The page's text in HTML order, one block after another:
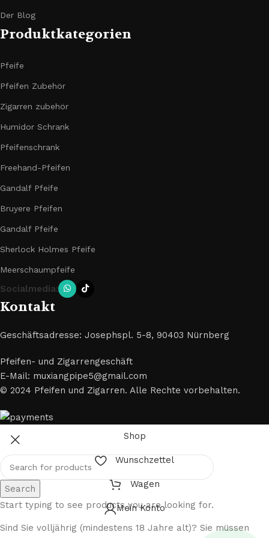
Der Blog
Produktkategorien
Pfeife
Pfeifen Zubehör
Zigarren zubehör
Humidor Schrank
Pfeifenschrank
Freehand-Pfeifen
Gandalf Pfeife
Bruyere Pfeifen
Gandalf Pfeife
Sherlock Holmes Pfeife
Meerschaumpfeife
Socialmedia:
Kontakt
Geschäftsadresse: Josephspl. 5-8, 90403 Nürnberg
Pfeifen- und Zigarrengeschäft
E-Mail: muxiangpipe5@gmail.com
© 2024 Pfeifen und Zigarren. Alle Rechte vorbehalten.
Search
Start typing to see products you are looking for.
Shop
Wunschzettel
Wagen
Mein Konto
Sind Sie volljährig (mindestens 18 Jahre alt)? Sie müssen